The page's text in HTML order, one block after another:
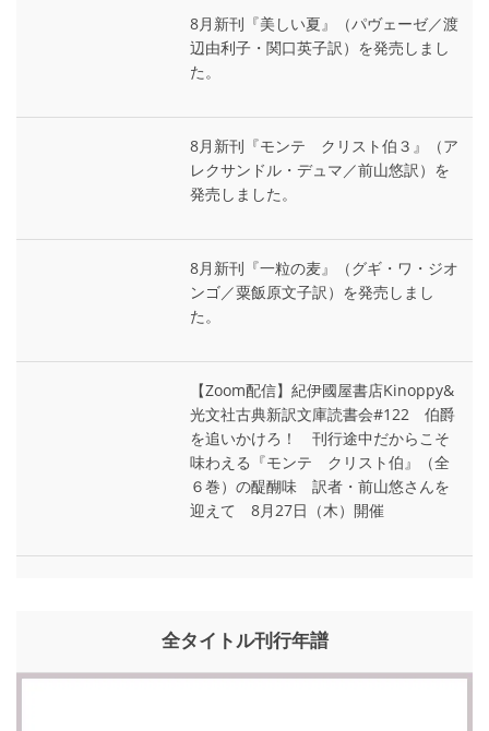
8月新刊『美しい夏』（パヴェーゼ／渡
辺由利子・関口英子訳）を発売しまし
た。
8月新刊『モンテ゠クリスト伯３』（ア
レクサンドル・デュマ／前山悠訳）を
発売しました。
8月新刊『一粒の麦』（グギ・ワ・ジオ
ンゴ／粟飯原文子訳）を発売しまし
た。
【Zoom配信】紀伊國屋書店Kinoppy&
光文社古典新訳文庫読書会#122 伯爵
を追いかけろ！ 刊行途中だからこそ
味わえる『モンテ゠クリスト伯』（全
６巻）の醍醐味 訳者・前山悠さんを
迎えて 8月27日（木）開催
全タイトル刊行年譜